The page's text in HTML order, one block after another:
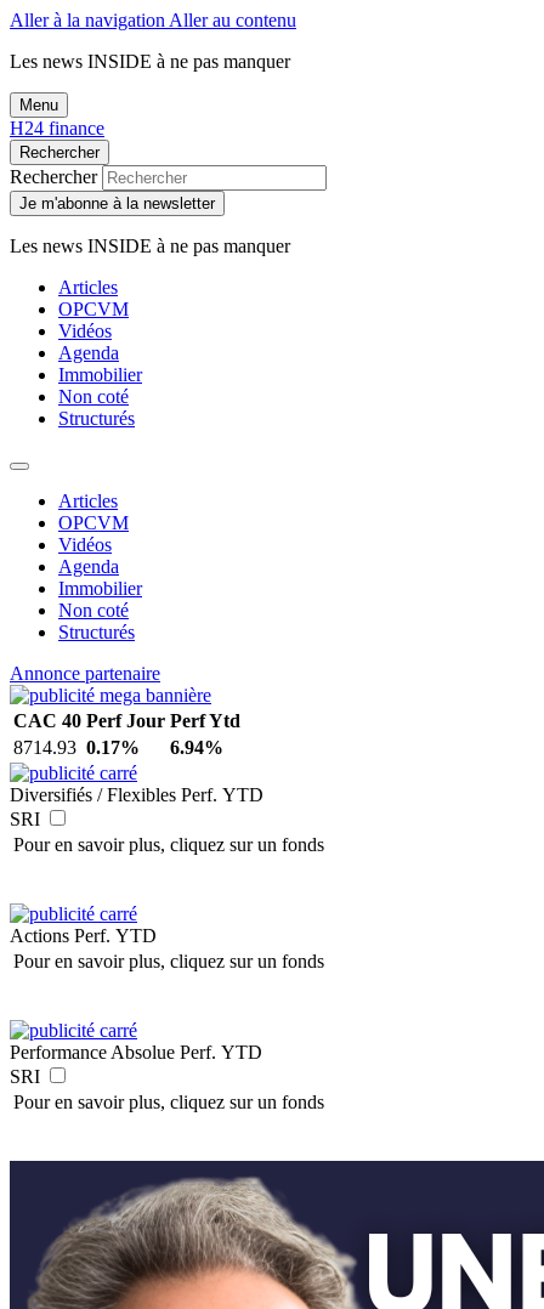
Aller à la navigation Aller au contenu
Les news INSIDE à ne pas manquer
Menu
H24 finance
Rechercher
Rechercher
Je m'abonne à la newsletter
Les news INSIDE à ne pas manquer
Articles
OPCVM
Vidéos
Agenda
Immobilier
Non coté
Structurés
Articles
OPCVM
Vidéos
Agenda
Immobilier
Non coté
Structurés
Annonce partenaire
CAC 40 Perf Jour Perf Ytd
8714.93 0.17% 6.94%
Diversifiés / Flexibles Perf. YTD
SRI
Pour en savoir plus, cliquez sur un fonds
Actions Perf. YTD
Pour en savoir plus, cliquez sur un fonds
Performance Absolue Perf. YTD
SRI
Pour en savoir plus, cliquez sur un fonds